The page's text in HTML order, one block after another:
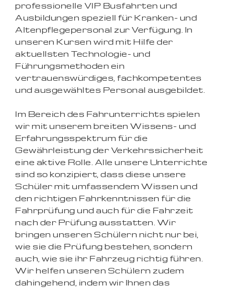
professionelle VIP Busfahrten und
Ausbildungen speziell für Kranken- und
Altenpflegepersonal zur Verfügung. In
unseren Kursen wird mit Hilfe der
aktuellsten Technologie- und
Führungsmethoden ein
vertrauenswürdiges, fachkompetentes
und ausgewähltes Personal ausgebildet.
Im Bereich des Fahrunterrichts spielen
wir mit unserem breiten Wissens- und
Erfahrungsspektrum für die
Gewährleistung der Verkehrssicherheit
eine aktive Rolle. Alle unsere Unterrichte
sind so konzipiert, dass diese unsere
Schüler mit umfassendem Wissen und
den richtigen Fahrkenntnissen für die
Fahrprüfung und auch für die Fahrzeit
nach der Prüfung ausstatten. Wir
bringen unseren Schülern nicht nur bei,
wie sie die Prüfung bestehen, sondern
auch, wie sie ihr Fahrzeug richtig führen.
Wir helfen unseren Schülern zudem
dahingehend, indem wir Ihnen das